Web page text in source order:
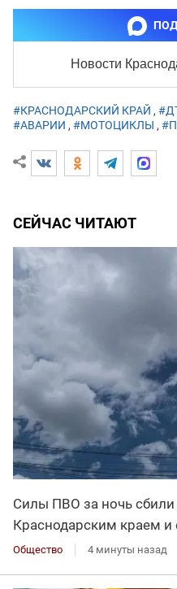
Новости
#КРАСНОДАРСКИЙ КРАЙ ,
#АВАРИИ , #МОТОЦИКЛЫ ,
СЕЙЧАС ЧИТАЮТ
Силы ПВО за ночь
Краснодарским краем
Общество 4 минуты назад